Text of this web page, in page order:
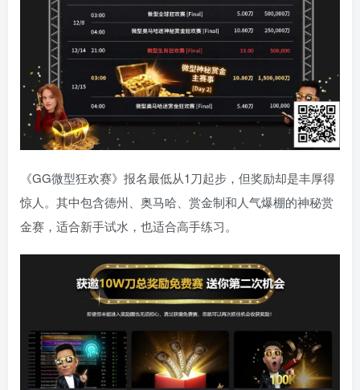
《GG微型狂欢赛》报名最低从1刀起步，但奖励却是丰厚得
惊人。其中包含德州、奥马哈、赏金制和人气爆棚的神秘赏
金赛，适合新手试水，也适合高手练习。